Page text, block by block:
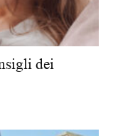
dei